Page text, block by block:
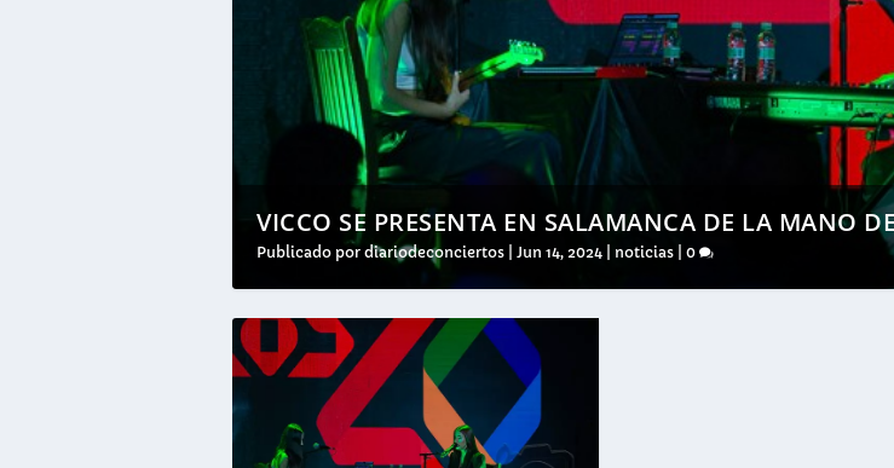
VICCO SE PRESENTA EN SALAMANCA DE LA MANO
Publicado por diariodeconciertos Jun 14, 2024 noticias 0